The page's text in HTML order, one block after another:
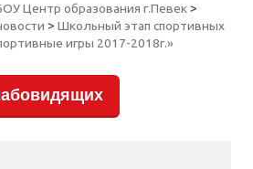
Центр образования г.Певек>
> Школьный этап спортивных
игры 2017-2018г.»